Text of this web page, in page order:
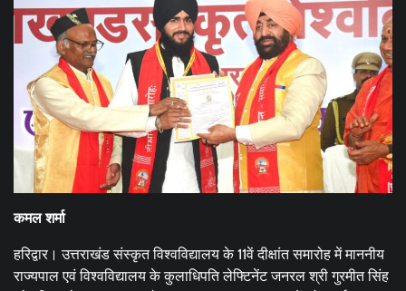
कमल शर्मा
हरिद्वार। उत्तराखंड संस्कृत विश्वविद्यालय के 11वें दीक्षांत समारोह में माननीय
राज्यपाल एवं विश्वविद्यालय के कुलाधिपति लेफ्टिनेंट जनरल श्री गुरमीत सिंह